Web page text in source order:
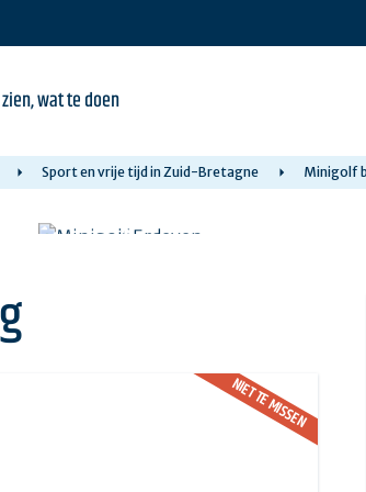
wat te doen
Sport en vrije tijd in Zuid-Bretagne Minigolf
NIET TE MISSEN